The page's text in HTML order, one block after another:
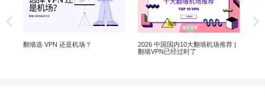
翻墙选 VPN 还是机场？
2026 中国国内10大翻墙机场推荐 |
翻墙VPN已经过时了